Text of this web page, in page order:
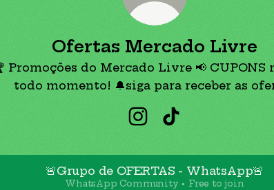
Ofertas Mercado Livre
Promoções do Mercado Livre 📢 CUPONS
todo momento! 🔔siga para receber as
🚨Grupo de OFERTAS - WhatsApp🚨
WhatsApp Community • Free to join